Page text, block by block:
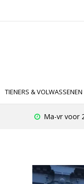
TIENERS & VOLWASSENEN
Ma-vr voor